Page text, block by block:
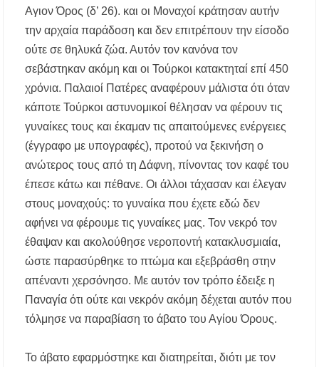
Αγιον Όρος (δ’ 26). και οι Μοναχοί κράτησαν αυτήν
την αρχαία παράδοση και δεν επιτρέπουν την είσοδο
ούτε σε θηλυκά ζώα. Αυτόν τον κανόνα τον
σεβάστηκαν ακόμη και οι Τούρκοι κατακτηταί επί 450
χρόνια. Παλαιοί Πατέρες αναφέρουν μάλιστα ότι όταν
κάποτε Τούρκοι αστυνομικοί θέλησαν να φέρουν τις
γυναίκες τους και έκαμαν τις απαιτούμενες ενέργειες
(έγγραφο με υπογραφές), προτού να ξεκινήση ο
ανώτερος τους από τη Δάφνη, πίνοντας τον καφέ του
έπεσε κάτω και πέθανε. Οι άλλοι τάχασαν και έλεγαν
στους μοναχούς: το γυναίκα που έχετε εδώ δεν
αφήνει να φέρουμε τις γυναίκες μας. Τον νεκρό τον
έθαψαν και ακολούθησε νεροποντή κατακλυσμιαία,
ώστε παρασύρθηκε το πτώμα και εξεβράσθη στην
απέναντι χερσόνησο. Με αυτόν τον τρόπο έδειξε η
Παναγία ότι ούτε και νεκρόν ακόμη δέχεται αυτόν που
τόλμησε να παραβίαση το άβατο του Αγίου Όρους.
Το άβατο εφαρμόστηκε και διατηρείται, διότι με τον